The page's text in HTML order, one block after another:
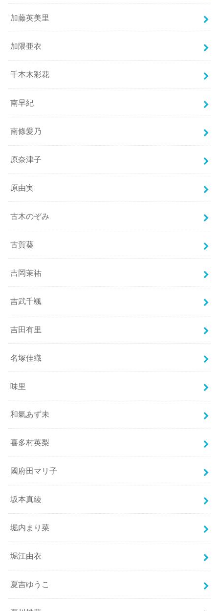
加藤英美里
加隈亜衣
千本木彩花
南早紀
南條愛乃
原奈津子
原由実
古木のぞみ
古賀葵
吉岡茉祐
吉武千颯
吉田有里
名塚佳織
味里
和氣あず未
喜多村英梨
國府田マリ子
坂本真綾
堀内まり菜
堀江由衣
夏吉ゆうこ